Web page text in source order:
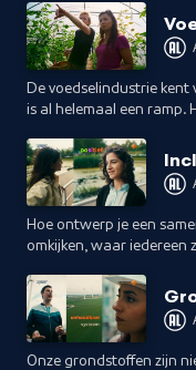
De voedselindustrie
is al helemaal een ramp.
circlefarming en onze
Hoe ontwerp je een
omkijken, waar iedereen
qua ontwerp nodig is.
Onze grondstoffen zijn